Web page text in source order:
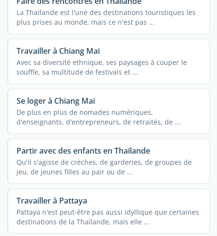
La Thaïlande est l'une des destinations touristiques les
plus prises au monde, mais ce n'est pas ...
Travailler à Chiang Mai
Avec sa diversité ethnique, ses paysages à couper le
souffle, sa multitude de festivals et ...
Se loger à Chiang Mai
De plus en plus de nomades numériques,
d'enseignants, d'entrepreneurs, de retraités, de ...
Partir avec des enfants en Thaïlande
Qu'il s'agisse de crèches, de garderies, de groupes de
jeu, de jeunes filles au pair ou de ...
Travailler à Pattaya
Pattaya n'est peut-être pas aussi idyllique que certaines
destinations de la Thaïlande, mais elle ...